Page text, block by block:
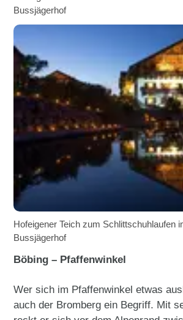
Bussjägerhof
Hofeigener Teich zum Schlittschuhlaufen
Bussjägerhof
Böbing – Pfaffenwinkel
Wer sich im Pfaffenwinkel etwas
auch der Bromberg ein Begriff. Mit